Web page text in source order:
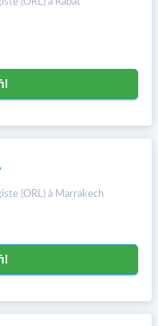
(ORL) à Marrakech